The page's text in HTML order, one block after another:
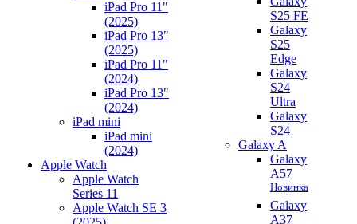
iPad Pro 11"
(2025)
iPad Pro 13"
(2025)
iPad Pro 11"
(2024)
iPad Pro 13"
(2024)
iPad mini
iPad mini
(2024)
Apple Watch
Apple Watch
Series 11
Apple Watch SE 3
S25 FE
Galaxy
S25
Edge
Galaxy
S24
Ultra
Galaxy
S24
Galaxy A
Galaxy
A57
Новинка
Galaxy
A37